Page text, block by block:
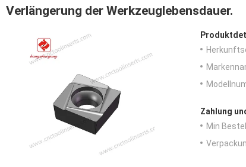
Verlängerung der Werkzeuglebensdauer.
Zahlung
Min